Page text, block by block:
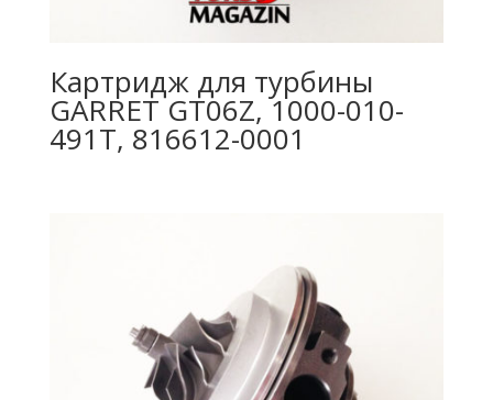
Картридж для турбины
GARRET GT06Z, 1000-010-
491T, 816612-0001